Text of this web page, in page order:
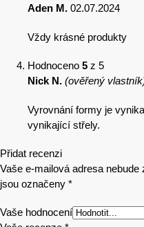
Aden M. 02.07.2024
Vždy krásné produkty
Hodnoceno 5 z 5
Nick N. (ověřený
Vyrovnání formy je
vynikající střely.
Přidat recenzi
Vaše e-mailová adresa nebude
jsou označeny *
Vaše hodnocení